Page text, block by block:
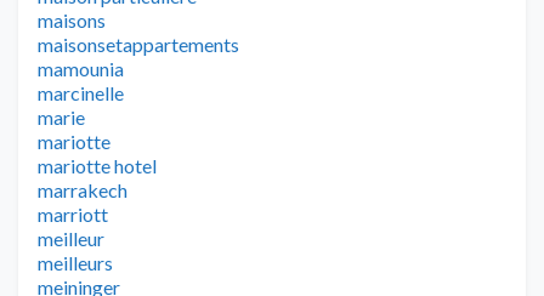
maisons
maisonsetappartements
mamounia
marcinelle
marie
mariotte
mariotte hotel
marrakech
marriott
meilleur
meilleurs
meininger